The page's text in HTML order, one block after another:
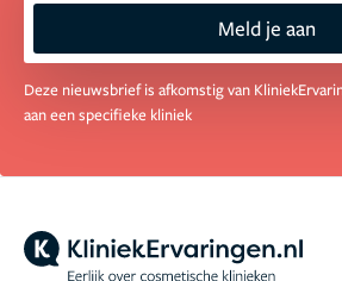
Meld je aan
Deze nieuwsbrief is afkomstig van
aan een specifieke kliniek